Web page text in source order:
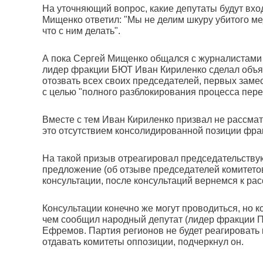
На уточняющий вопрос, какие депутаты будут
Мищенко ответил: "Мы не делим шкуру убитого
что с ним делать".
А пока Сергей Мищенко общался с журналистами
лидер фракции БЮТ Иван Кириленко сделал
отозвать всех своих председателей, первых
с целью "полного разблокирования процесса
Вместе с тем Иван Кириленко призвал не
это отсутствием консолидированной позиции
На такой призыв отреагировал
предложение (об отзыве председателей
консультации, после консультаций вернемся к
Консультации конечно же могут проводиться, но
чем сообщил народный депутат (лидер фракции
Ефремов. Партия регионов не будет
отдавать комитеты оппозиции, подчеркнул он.